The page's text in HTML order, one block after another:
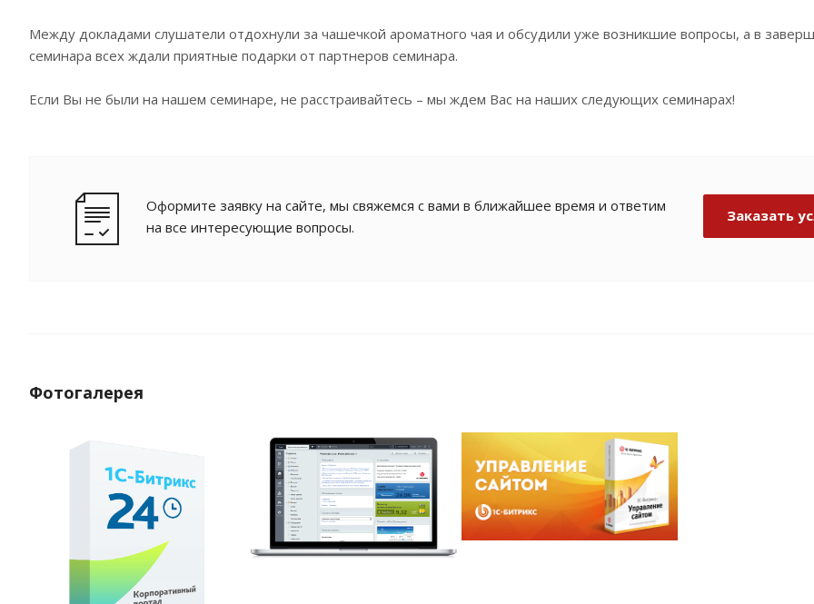
Между докладами слушатели отдохнули за чашечкой ароматного чая и обсудили уже возникшие вопросы, а в
семинара всех ждали приятные подарки от партнеров семинара.
Если Вы не были на нашем семинаре, не расстраивайтесь – мы ждем Вас на наших следующих семинарах!
Оформите заявку на сайте, мы свяжемся с вами в ближайшее время и ответим
на все интересующие вопросы.
Заказать
Фотогалерея